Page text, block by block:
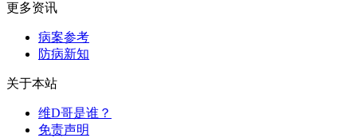
更多资讯
病案参考
防病新知
关于本站
维D哥是谁？
免责声明